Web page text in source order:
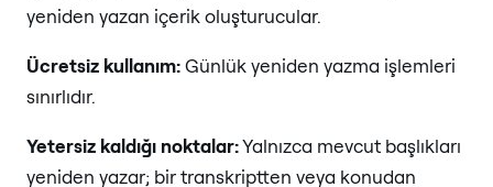
yeniden yazan içerik oluşturucular.
Ücretsiz kullanım:Günlük yeniden yazma işlemleri
sınırlıdır.
Yetersiz kaldığı noktalar:Yalnızca mevcut başlıkları
yeniden yazar; bir transkriptten veya konudan